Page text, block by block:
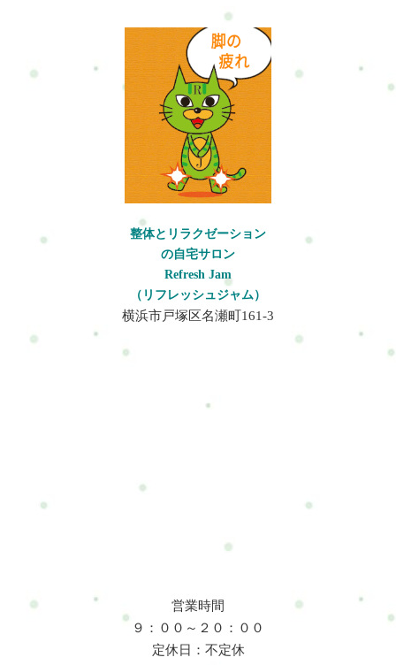
んな方におすすめです・慢性的な肩こりや腰痛がある・疲れが
抜けにくい・自律神経の乱れが気になる・運動不足をなんとか
したい・姿勢や体型を整えたい・仕事や育児で余裕がなくなっ
ている・「ただほぐすだけ」では物足りない・自分に合った整
え方を知りたいフルセッション120分で行うこと仕事や家事をつ
づけていく中で、いつの間にか積み重なる不調。整体×軽トレ×
マインドケアで、あなた本来の「動ける土台」を整えます。無
理せず、でも着実に。これからも続けていける“自分”を、ここ
から。1回120分で、あなたの状態に合わせたケアを行います。
め、土台を整えるトレーニング筋力の低下を防ぎ体の支えをつ
くる、動作の安定感アップマインドケア呼吸や瞑想で、意識を
整え頭と心をリセットセルフケア指導家でも無理なく続けられ
るアドバイス付き120分でこれらのことをおこなっていきます。
※あなたの状態により内容は変わります。実際にどんな事をす
るのかRefresh Jamの特徴完全予約制のプライベート空間周りを
気にせず、ゆっくり過ごせます。カウンセリングを大切にして
お得な2回・3回チケットをご用意しています。お客様の声みな
こ女性 / 30代カラダとココロの整え方・フルセッション120分運
やすくなってびっくりしました。体も心もふわっと軽くなりま
整体とリラクゼーション
の自宅サロン
Refresh Jam
（リフレッシュジャム）
横浜市戸塚区名瀬町161-3
営業時間
９：００～２０：００
定休日：不定休